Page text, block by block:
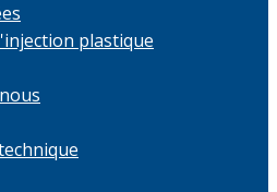
plastique